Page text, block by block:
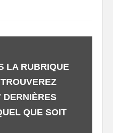
LA RUBRIQUE
DERNIÈRES
QUE SOIT